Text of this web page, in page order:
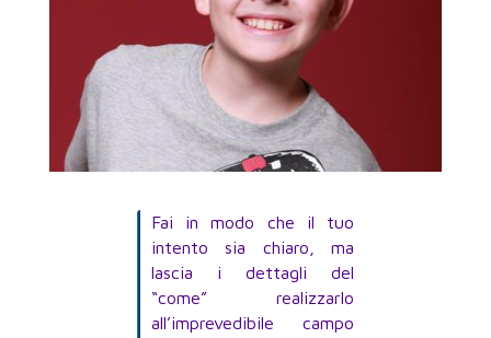
Fai in modo che il tuo
intento sia chiaro, ma
lascia i dettagli del
“come” realizzarlo
all’imprevedibile campo